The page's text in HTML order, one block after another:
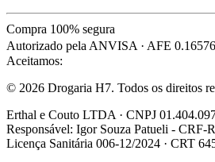
Compra 100% segura
Autorizado pela ANVISA · AFE
Aceitamos:
© 2026 Drogaria H7. Todos os direitos
Erthal e Couto LTDA · CNPJ
Responsável: Igor Souza Patueli - CRF-
Licença Sanitária 006-12/2024 · CRT